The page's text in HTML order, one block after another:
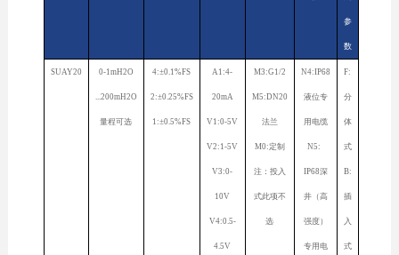
参
数
SUAY20 0-1mH2O
...200mH2O
量程可选
4:±0.1%FS
2:±0.25%FS
1:±0.5%FS
A1:4-
20mA
V1:0-5V
V2:1-5V
V3:0-
10V
V4:0.5-
4.5V
M3:G1/2
M5:DN20
法兰
M0:定制
注：投入
式此项不
选
N4:IP68
液位专
用电缆
N5:
IP68深
井（高
强度）
专用电
F:
分
体
式
B:
插
入
式